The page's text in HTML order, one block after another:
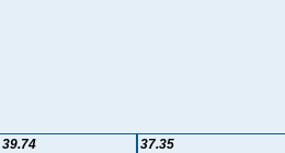
39.74 37.35